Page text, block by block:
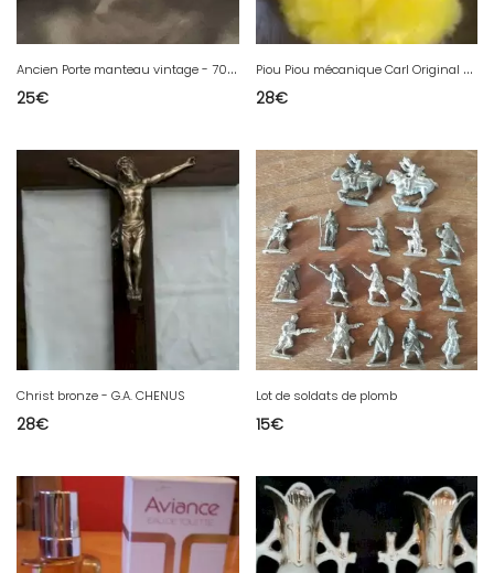
A
ncien Porte manteau vintage - 70th - EVA - B -
25€
P
iou Piou mécanique Carl Original 60s
28€
Christ bronze - G.A. CHENUS
28€
Lot de soldats de plomb
15€